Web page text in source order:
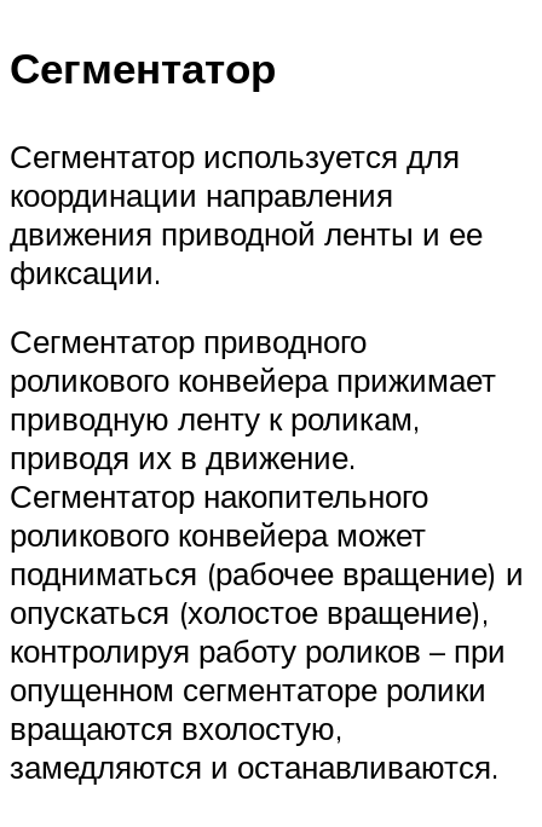
Сегментатор
Сегментатор используется для
координации направления
движения приводной ленты и ее
фиксации.
Сегментатор приводного
роликового конвейера прижимает
приводную ленту к роликам,
приводя их в движение.
Сегментатор накопительного
роликового конвейера может
подниматься (рабочее вращение) и
опускаться (холостое вращение),
контролируя работу роликов – при
опущенном сегментаторе ролики
вращаются вхолостую,
замедляются и останавливаются.